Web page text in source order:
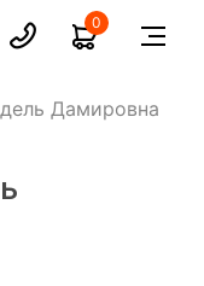
0
Дамировна